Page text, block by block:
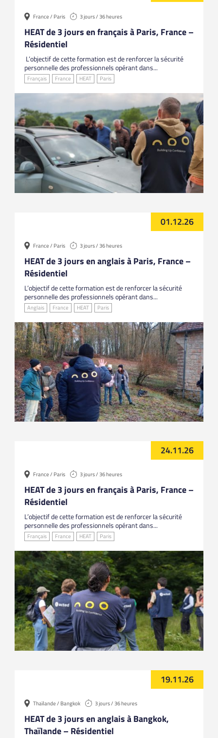
France / Paris 3 jours / 36 heures
HEAT de 3 jours en français à Paris, France –
Résidentiel
L’objectif de cette formation est de renforcer la sécurité
personnelle des professionnels opérant dans...
Français France HEAT Paris
01.12.26
France / Paris 3 jours / 36 heures
HEAT de 3 jours en anglais à Paris, France –
Résidentiel
L’objectif de cette formation est de renforcer la sécurité
personnelle des professionnels opérant dans...
Anglais France HEAT Paris
24.11.26
France / Paris 3 jours / 36 heures
HEAT de 3 jours en français à Paris, France –
Résidentiel
L’objectif de cette formation est de renforcer la sécurité
personnelle des professionnels opérant dans...
Français France HEAT Paris
19.11.26
Thaïlande / Bangkok 3 jours / 36 heures
HEAT de 3 jours en anglais à Bangkok,
Thaïlande – Résidentiel